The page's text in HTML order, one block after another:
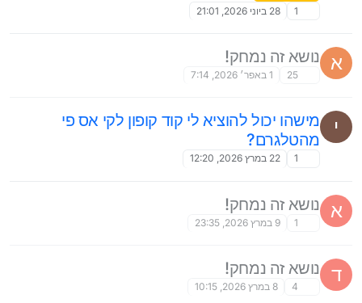
1
28 ביוני 2026, 21:01
א נושא זה נמחק!
25 1 באפר׳ 2026, 7:14
י
מישהו יכול להוציא לי קוד קופון לקי אס פי
מהטלגרם?
1 22 במרץ 2026, 12:20
א נושא זה נמחק!
1 9 במרץ 2026, 23:35
ד נושא זה נמחק!
4 8 במרץ 2026, 10:15